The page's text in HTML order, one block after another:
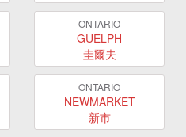
ONTARIO
GUELPH
圭爾夫
ONTARIO
NEWMARKET
新市